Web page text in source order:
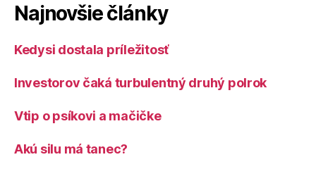
Najnovšie články
Kedysi dostala príležitosť
Investorov čaká turbulentný druhý polrok
Vtip o psíkovi a mačičke
Akú silu má tanec?